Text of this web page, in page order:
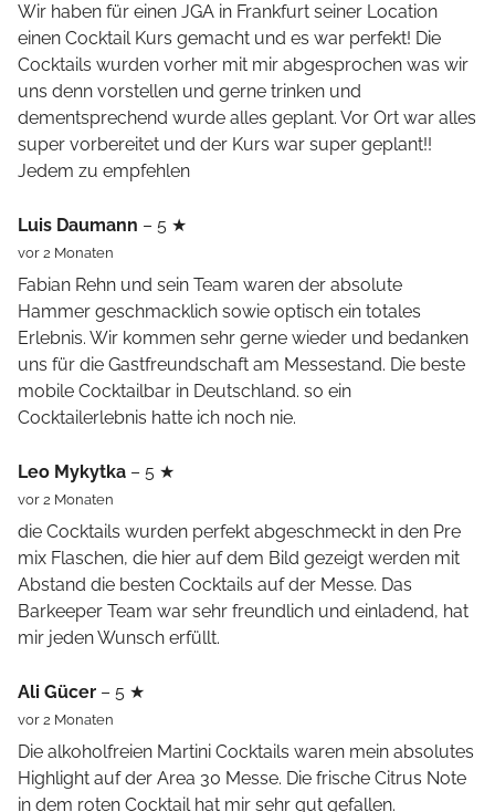
Wir haben für einen JGA in Frankfurt seiner Location
einen Cocktail Kurs gemacht und es war perfekt! Die
Cocktails wurden vorher mit mir abgesprochen was wir
uns denn vorstellen und gerne trinken und
dementsprechend wurde alles geplant. Vor Ort war alles
super vorbereitet und der Kurs war super geplant!!
Jedem zu empfehlen
Luis Daumann – 5 ★
vor 2 Monaten
Fabian Rehn und sein Team waren der absolute
Hammer geschmacklich sowie optisch ein totales
Erlebnis. Wir kommen sehr gerne wieder und bedanken
uns für die Gastfreundschaft am Messestand. Die beste
mobile Cocktailbar in Deutschland. so ein
Cocktailerlebnis hatte ich noch nie.
Leo Mykytka – 5 ★
vor 2 Monaten
die Cocktails wurden perfekt abgeschmeckt in den Pre
mix Flaschen, die hier auf dem Bild gezeigt werden mit
Abstand die besten Cocktails auf der Messe. Das
Barkeeper Team war sehr freundlich und einladend, hat
mir jeden Wunsch erfüllt.
Ali Gücer – 5 ★
vor 2 Monaten
Die alkoholfreien Martini Cocktails waren mein absolutes
Highlight auf der Area 30 Messe. Die frische Citrus Note
in dem roten Cocktail hat mir sehr gut gefallen.